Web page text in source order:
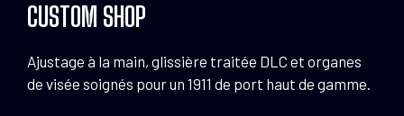
CUSTOM SHOP
Ajustage à la main, glissière traitée DLC et organes
de visée soignés pour un 1911 de port haut de gamme.